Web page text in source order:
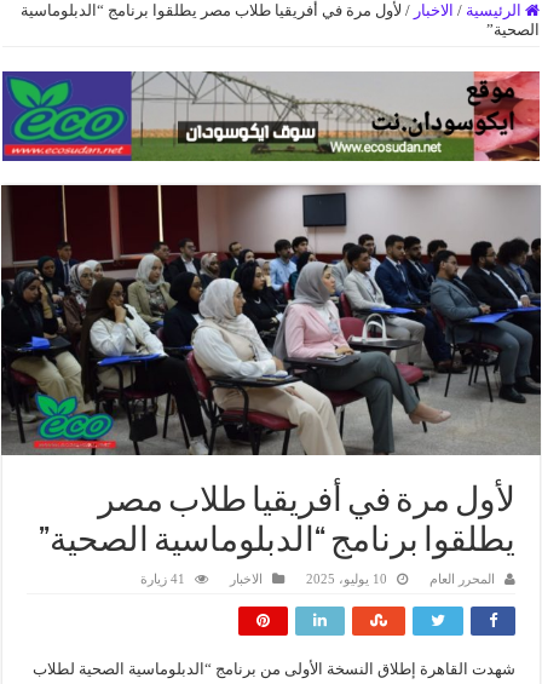
الرئيسية / الاخبار / لأول مرة في أفريقيا طلاب مصر يطلقوا برنامج “الدبلوماسية
الصحية”
لأول مرة في أفريقيا طلاب مصر
يطلقوا برنامج “الدبلوماسية الصحية”
المحرر العام 10 يوليو، 2025 الاخبار 41 زيارة
‏‎شهدت القاهرة إطلاق النسخة الأولى من برنامج “الدبلوماسية الصحية لطلاب